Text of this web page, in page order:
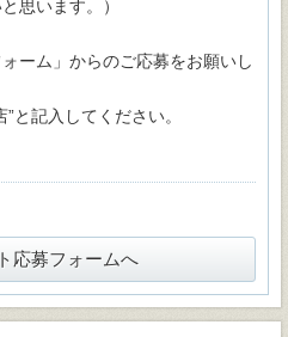
思います。）
ーム」からのご応募をお願いし
と記入してください。
応募フォームへ